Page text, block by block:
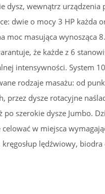
dysz, wewnątrz urządzenia
dwie o mocy 3 HP każda
moc masująca wynosząca
że każde z 6
intensywności. System
rodzaje masażu: od
przez dysze rotacyjne
po szerokie dysze Jumbo.
w miejsca
lędźwiowy, biodra